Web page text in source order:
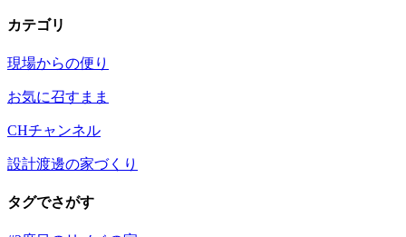
カテゴリ
現場からの便り
お気に召すまま
CHチャンネル
設計渡邊の家づくり
タグでさがす